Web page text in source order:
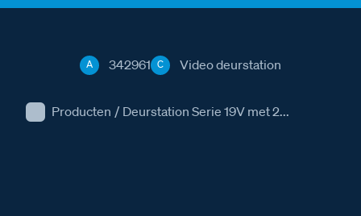
Producten / Deurstation Serie 19V met 2...
A 342961 C Video deurstation